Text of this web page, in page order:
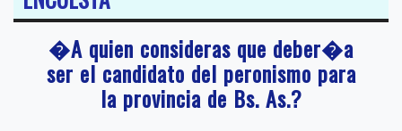
�A quien consideras que deber�a
ser el candidato del peronismo para
la provincia de Bs. As.?